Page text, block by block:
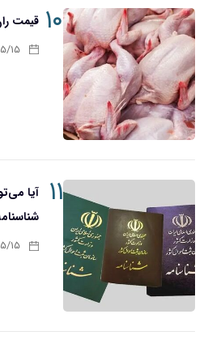
۱۰ قیمت ران، سینه و فیله مرغ چند شد؟
۱۴۰۵/۰۵/۱۵ ۱۴:۵۲
۱۱
آیا می‌توان نام همسر سابق را از
شناسنامه حذف کرد؟
۱۴۰۵/۰۵/۱۵ ۱۴:۵۱